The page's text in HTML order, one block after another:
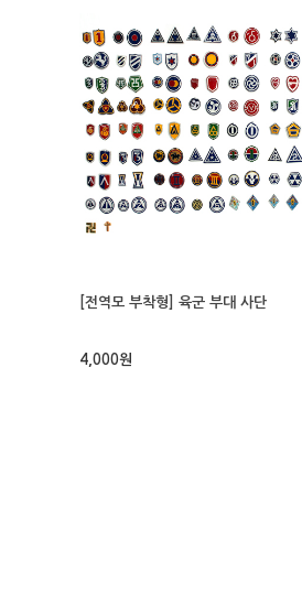
[전역모 부착형] 육군 부대 사단
4,000원